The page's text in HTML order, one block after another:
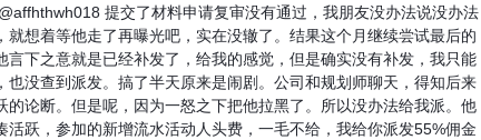
提交了材料申请复审没有通过，我朋友没办法说没办法
想着等他走了再曝光吧，实在没辙了。结果这个月继续尝试最后的
下之意就是已经补发了，给我的感觉，但是确实没有补发，我只能
没查到派发。搞了半天原来是闹剧。公司和规划师聊天，得知后来
论断。但是呢，因为一怒之下把他拉黑了。所以没办法给我派。他
跃，参加的新增流水活动人头费，一毛不给，我给你派发55%佣金